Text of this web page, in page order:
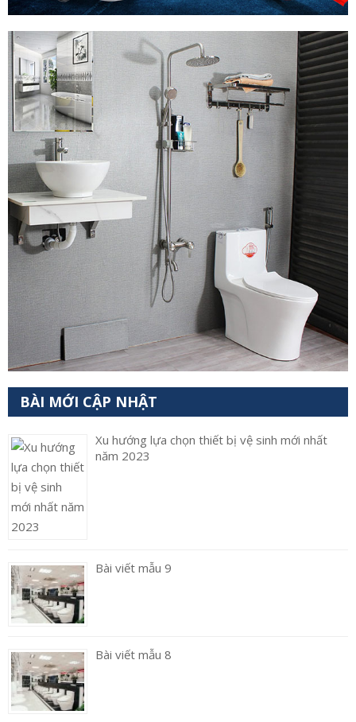
BÀI MỚI CẬP NHẬT
Xu hướng lựa chọn thiết bị vệ sinh mới nhất
năm 2023
Bài viết mẫu 9
Bài viết mẫu 8